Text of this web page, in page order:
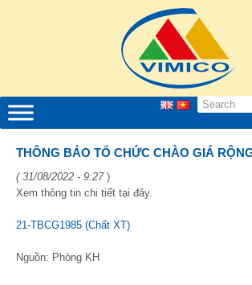
THÔNG BÁO TỔ CHỨC CHÀO GIÁ
( 31/08/2022 - 9:27)
Xem thông tin chi tiết tại đây.
21-TBCG1985 (Chất XT)
Nguồn: Phòng KH